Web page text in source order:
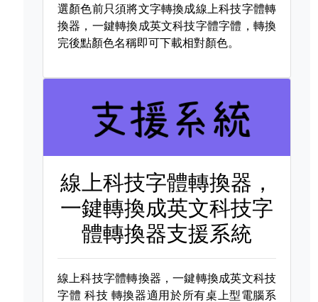
選顏色前只須將文字轉換成線上科技字體轉
換器，一鍵轉換成英文科技字體字體，轉換
完後點顏色名稱即可下載相對顏色。
線上科技字體轉換器，
一鍵轉換成英文科技字
體轉換器支援系統
線上科技字體轉換器，一鍵轉換成英文科技
字體 科技 轉換器適用於所有桌上型電腦系